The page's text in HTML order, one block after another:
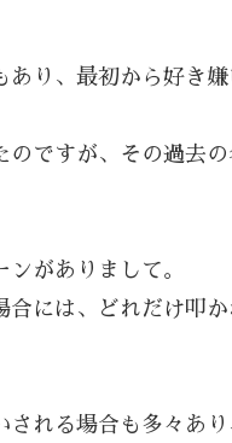
り、最初から好き
ですが、その過去
がありまして。
には、どれだけ叩
れる場合も多々あ